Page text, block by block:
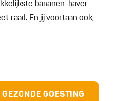
bananen-haver-
raad. En jij voortaan ook,
GOESTING